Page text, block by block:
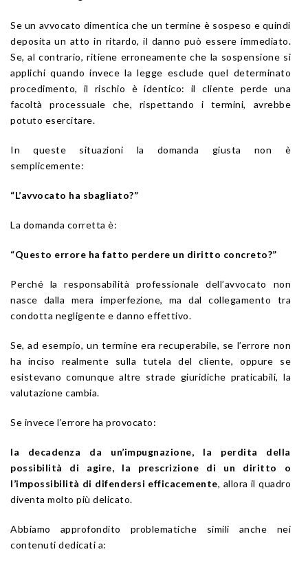
Se un avvocato dimentica che un termine è sospeso e quindi
deposita un atto in ritardo, il danno può essere immediato.
Se, al contrario, ritiene erroneamente che la sospensione si
applichi quando invece la legge esclude quel determinato
procedimento, il rischio è identico: il cliente perde una
facoltà processuale che, rispettando i termini, avrebbe
potuto esercitare.
In queste situazioni la domanda giusta non è
semplicemente:
“L’avvocato ha sbagliato?”
La domanda corretta è:
“Questo errore ha fatto perdere un diritto concreto?”
Perché la responsabilità professionale dell’avvocato non
nasce dalla mera imperfezione, ma dal collegamento tra
condotta negligente e danno effettivo.
Se, ad esempio, un termine era recuperabile, se l’errore non
ha inciso realmente sulla tutela del cliente, oppure se
esistevano comunque altre strade giuridiche praticabili, la
valutazione cambia.
Se invece l’errore ha provocato:
la decadenza da un’impugnazione, la perdita della
possibilità di agire, la prescrizione di un diritto o
l’impossibilità di difendersi efficacemente, allora il quadro
diventa molto più delicato.
Abbiamo approfondito problematiche simili anche nei
contenuti dedicati a: